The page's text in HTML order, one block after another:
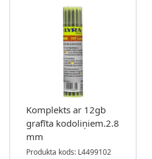
Komplekts ar 12gb
grafīta kodoliņiem.2.8
mm
Produkta kods: L4499102